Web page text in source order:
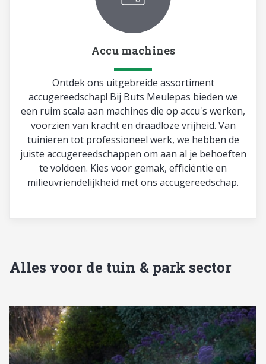
Accu machines
Ontdek ons uitgebreide assortiment
accugereedschap! Bij Buts Meulepas bieden we
een ruim scala aan machines die op accu's werken,
voorzien van kracht en draadloze vrijheid. Van
tuinieren tot professioneel werk, we hebben de
juiste accugereedschappen om aan al je behoeften
te voldoen. Kies voor gemak, efficiëntie en
milieuvriendelijkheid met ons accugereedschap.
Alles voor de tuin & park sector